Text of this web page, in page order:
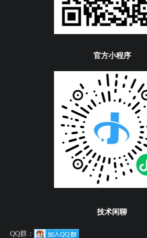
官方小程序
技术闲聊
QQ群：